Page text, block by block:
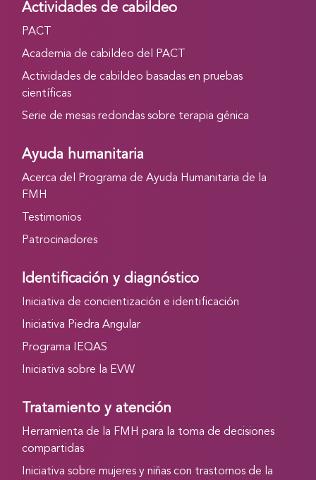
Actividades de cabildeo
PACT
Academia de cabildeo del PACT
Actividades de cabildeo basadas en pruebas
científicas
Serie de mesas redondas sobre terapia génica
Ayuda humanitaria
Acerca del Programa de Ayuda Humanitaria de la
FMH
Testimonios
Patrocinadores
Identificación y diagnóstico
Iniciativa de concientización e identificación
Iniciativa Piedra Angular
Programa IEQAS
Iniciativa sobre la EVW
Tratamiento y atención
Herramienta de la FMH para la toma de decisiones
compartidas
Iniciativa sobre mujeres y niñas con trastornos de la